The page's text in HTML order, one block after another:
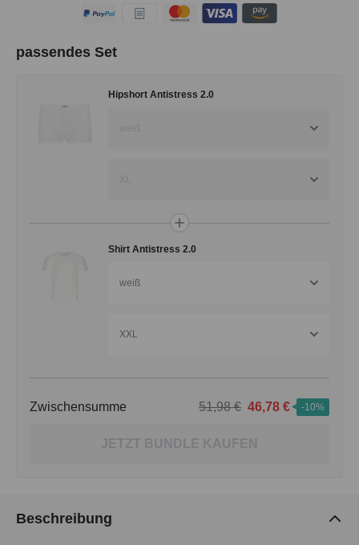
passendes Set
Hipshort Antistress 2.0
weiß
XL
Shirt Antistress 2.0
weiß
XXL
Zwischensumme 51,98 € 46,78 € -10%
JETZT BUNDLE KAUFEN
Beschreibung